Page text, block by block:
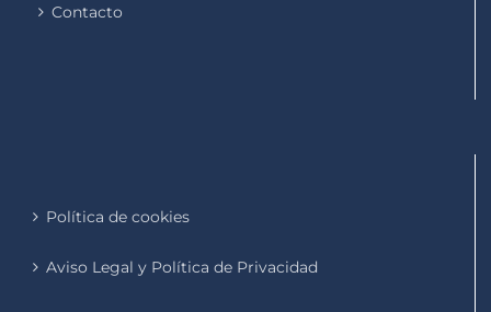
Contacto
Política de cookies
Aviso Legal y Política de Privacidad